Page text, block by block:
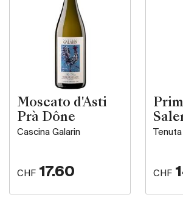
Moscato d'Asti
Prà Dône
Cascina Galarin
CHF 17.60 CHF